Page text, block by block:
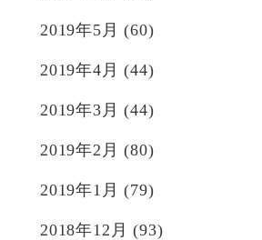
2019年5月 (60)
2019年4月 (44)
2019年3月 (44)
2019年2月 (80)
2019年1月 (79)
2018年12月 (93)